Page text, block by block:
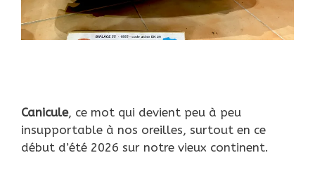
Canicule, ce mot qui devient peu à peu
insupportable à nos oreilles, surtout en ce
début d’été 2026 sur notre vieux continent.